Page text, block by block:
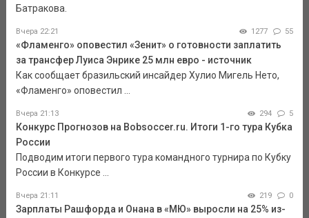
Батракова.
Вчера 22:21 1277 55
«Фламенго» оповестил «Зенит» о готовности заплатить
за трансфер Луиса Энрике 25 млн евро - источник
Как сообщает бразильский инсайдер Хулио Мигель Нето,
«Фламенго» оповестил ...
Вчера 21:13 294 5
Конкурс Прогнозов на Bobsoccer.ru. Итоги 1-го тура Кубка
России
Подводим итоги первого тура командного турнира по Кубку
России в Конкурсе ...
Вчера 21:11 219 0
Зарплаты Рашфорда и Онана в «МЮ» выросли на 25% из-